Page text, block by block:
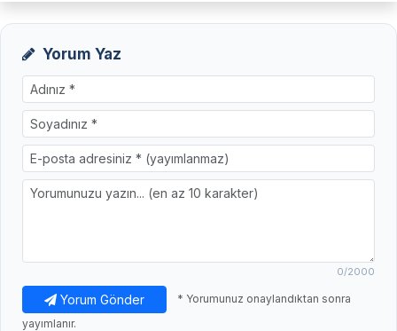
Yorum Yaz
0/2000
Yorum Gönder
* Yorumunuz onaylandıktan sonra
yayımlanır.